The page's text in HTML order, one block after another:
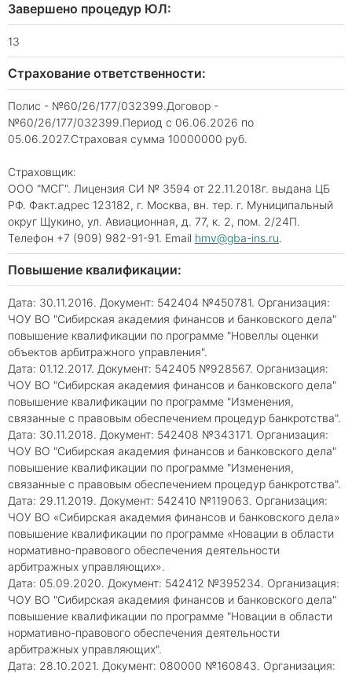
Завершено процедур ЮЛ:
13
Страхование ответственности:
Полис - №60/26/177/032399.Договор -
№60/26/177/032399.Период с 06.06.2026 по
05.06.2027.Страховая сумма 10000000 руб.
Страховщик:
ООО "МСГ". Лицензия СИ № 3594 от 22.11.2018г. выдана ЦБ
РФ. Факт.адрес 123182, г. Москва, вн. тер. г. Муниципальный
округ Щукино, ул. Авиационная, д. 77, к. 2, пом. 2/24П.
Телефон +7 (909) 982-91-91. Email hmv@gba-ins.ru.
Повышение квалификации:
Дата: 30.11.2016. Документ: 542404 №450781. Организация:
ЧОУ ВО "Сибирская академия финансов и банковского дела"
повышение квалификации по программе "Новеллы оценки
объектов арбитражного управления".
Дата: 01.12.2017. Документ: 542405 №928567. Организация:
ЧОУ ВО "Сибирская академия финансов и банковского дела"
повышение квалификации по программе "Изменения,
связанные с правовым обеспечением процедур банкротства".
Дата: 30.11.2018. Документ: 542408 №343171. Организация:
ЧОУ ВО "Сибирская академия финансов и банковского дела"
повышение квалификации по программе "Изменения,
связанные с правовым обеспечением процедур банкротства".
Дата: 29.11.2019. Документ: 542410 №119063. Организация:
ЧОУ ВО «Сибирская академия финансов и банковского дела»
повышение квалификации по программе «Новации в области
нормативно-правового обеспечения деятельности
арбитражных управляющих».
Дата: 05.09.2020. Документ: 542412 №395234. Организация:
ЧОУ ВО "Сибирская академия финансов и банковского дела"
повышение квалификации по программе "Новации в области
нормативно-правового обеспечения деятельности
арбитражных управляющих".
Дата: 28.10.2021. Документ: 080000 №160843. Организация: